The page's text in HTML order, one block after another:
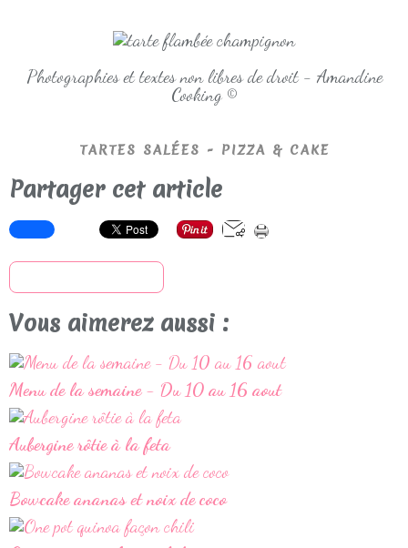
Photographies et textes non libres de droit - Amandine
Cooking ©
TARTES SALÉES - PIZZA & CAKE
Partager cet article
Vous aimerez aussi :
Menu de la semaine - Du 10 au 16 aout
Aubergine rôtie à la feta
Bowcake ananas et noix de coco